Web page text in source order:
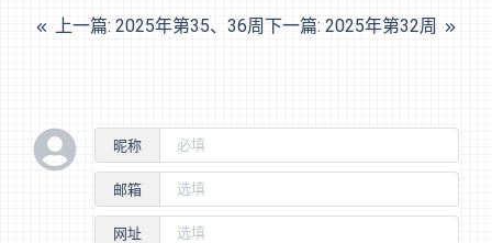
上一篇: 2025年第35、36周下一篇: 2025年第32周
昵称
邮箱
网址